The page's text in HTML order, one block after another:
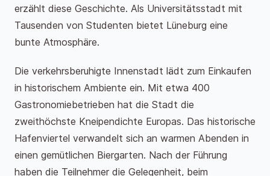
erzählt diese Geschichte. Als Universitätsstadt mit
Tausenden von Studenten bietet Lüneburg eine
bunte Atmosphäre.
Die verkehrsberuhigte Innenstadt lädt zum Einkaufen
in historischem Ambiente ein. Mit etwa 400
Gastronomiebetrieben hat die Stadt die
zweithöchste Kneipendichte Europas. Das historische
Hafenviertel verwandelt sich an warmen Abenden in
einen gemütlichen Biergarten. Nach der Führung
haben die Teilnehmer die Gelegenheit, beim